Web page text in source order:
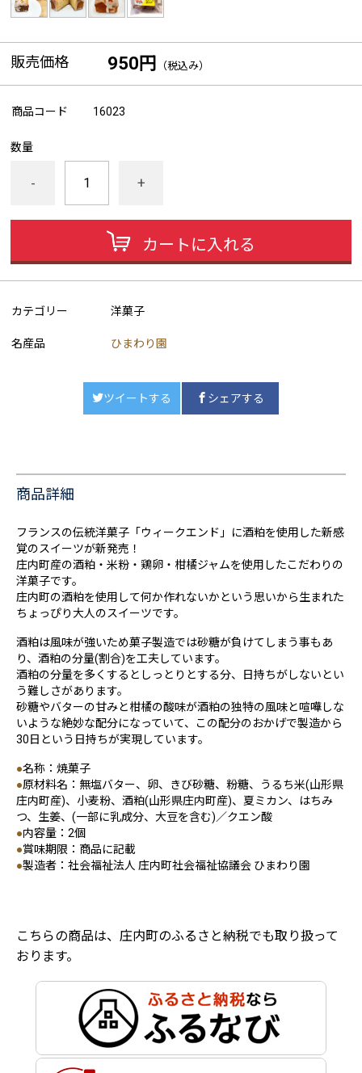
販売価格 950円 （税込み）
商品コード 16023
数量
- +
カートに入れる
カテゴリー 洋菓子
名産品 ひまわり園
ツイートする シェアする
商品詳細
フランスの伝統洋菓子「ウィークエンド」に酒粕を使用した新感
覚のスイーツが新発売！
庄内町産の酒粕・米粉・鶏卵・柑橘ジャムを使用したこだわりの
洋菓子です。
庄内町の酒粕を使用して何か作れないかという思いから生まれた
ちょっぴり大人のスイーツです。
酒粕は風味が強いため菓子製造では砂糖が負けてしまう事もあ
り、酒粕の分量(割合)を工夫しています。
酒粕の分量を多くするとしっとりとする分、日持ちがしないとい
う難しさがあります。
砂糖やバターの甘みと柑橘の酸味が酒粕の独特の風味と喧嘩しな
いような絶妙な配分になっていて、この配分のおかげで製造から
30日という日持ちが実現しています。
●名称：焼菓子
●原材料名：無塩バター、卵、きび砂糖、粉糖、うるち米(山形県
庄内町産)、小麦粉、酒粕(山形県庄内町産)、夏ミカン、はちみ
つ、生姜、(一部に乳成分、大豆を含む)／クエン酸
●内容量：2個
●賞味期限：商品に記載
●製造者：社会福祉法人 庄内町社会福祉協議会 ひまわり園
こちらの商品は、庄内町のふるさと納税でも取り扱って
おります。